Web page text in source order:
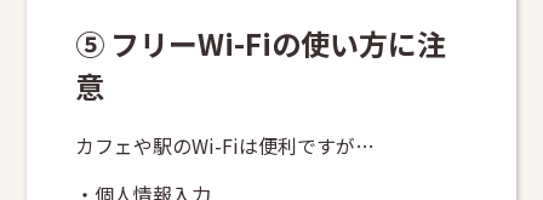
⑤ フリーWi-Fiの使い方に注
意
カフェや駅のWi-Fiは便利ですが…
・個人情報入力